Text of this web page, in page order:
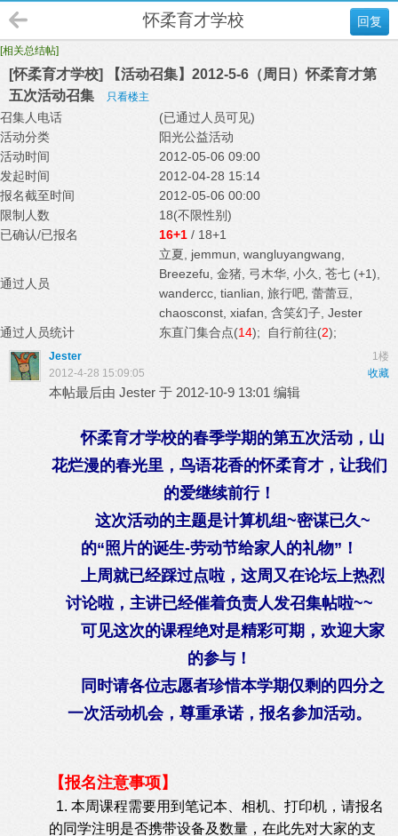
回复
怀柔育才学校
[相关总结帖]
[怀柔育才学校] 【活动召集】2012-5-6（周日）怀柔育才第
五次活动召集
只看楼主
召集人电话
(已通过人员可见)
活动分类
阳光公益活动
活动时间
2012-05-06 09:00
发起时间
2012-04-28 15:14
报名截至时间
2012-05-06 00:00
限制人数
18(不限性别)
已确认/已报名
16+1 / 18+1
通过人员
立夏 jemmun wangluyangwang
Breezefu 金猪 弓木华 小久 苍七 (+1)
wandercc tianlian 旅行吧 蕾蕾豆
chaosconst xiafan 含笑幻子 Jester
通过人员统计
东直门集合点(14); 自行前往(2);
1楼
Jester
收藏
2012-4-28 15:09:05
本帖最后由 Jester 于 2012-10-9 13:01 编辑
怀柔育才学校的春季学期的第五次活动，山
花烂漫的春光里，鸟语花香的怀柔育才，让我们
的爱继续前行！
这次活动的主题是计算机组~密谋已久~
的“照片的诞生-劳动节给家人的礼物”！
上周就已经踩过点啦，这周又在论坛上热烈
讨论啦，主讲已经催着负责人发召集帖啦~~
可见这次的课程绝对是精彩可期，欢迎大家
的参与！
同时请各位志愿者珍惜本学期仅剩的四分之
一次活动机会，尊重承诺，报名参加活动。
【报名注意事项】
1. 本周课程需要用到笔记本、相机、打印机，请报名
的同学注明是否携带设备及数量，在此先对大家的支